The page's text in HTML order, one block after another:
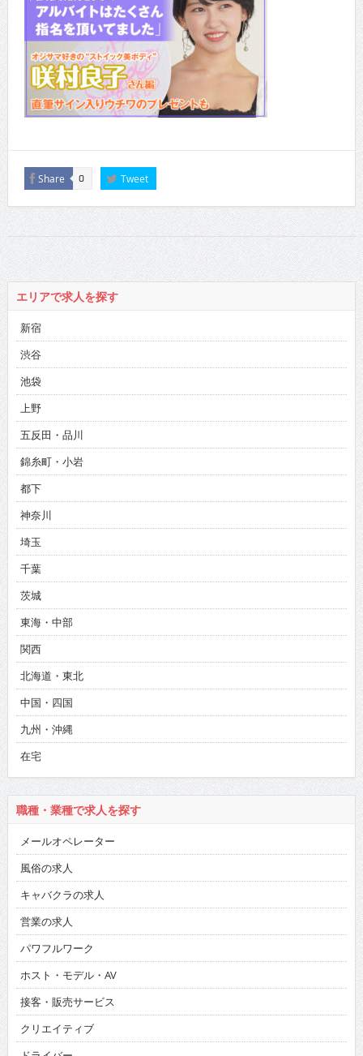
Share 0 Tweet
エリアで求人を探す
新宿
渋谷
池袋
上野
五反田・品川
錦糸町・小岩
都下
神奈川
埼玉
千葉
茨城
東海・中部
関西
北海道・東北
中国・四国
九州・沖縄
在宅
職種・業種で求人を探す
メールオペレーター
風俗の求人
キャバクラの求人
営業の求人
パワフルワーク
ホスト・モデル・AV
接客・販売サービス
クリエイティブ